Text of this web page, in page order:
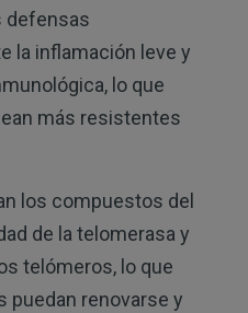
defensas
la inflamación leve y
lo que
más resistentes
los compuestos del
de la telomerasa y
telómeros, lo que
puedan renovarse y